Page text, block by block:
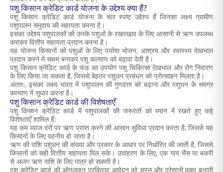
पशु किसान क्रेडिट कार्ड योजना के उद्देश्य क्या हैं?
पशु किसान क्रेडिट कार्ड योजना के चार स्पष्ट उद्देश्य हैं जिनका लक्ष्य ग्रामीण
पशुपालन समुदाय की सहायता करना है।
इसका उद्देश्य पशुपालकों को उनके पशुओं के रखरखाव के लिए आसानी से ऋण उपलब्ध
कराकर वित्तीय सहायता प्रदान करना है।
यह योजना किसानों को पशुओं के लिए पर्याप्त भोजन, आश्रय और स्वास्थ्य देखभाल
प्रदान करने में सक्षम बनाकर पशु कल्याण को बढ़ावा देती है।
पशु किसान क्रेडिट कार्ड के फंड का उपयोग पशु चिकित्सा देखभाल और रोग निवारण
के लिए किया जा सकता है, जिससे बेहतर पशुधन प्रबंधन को प्रोत्साहन मिलता है।
अंततः, इसका लक्ष्य भारत में पशुपालन की गुणवत्ता को बढ़ाना और पशुधन के समग्र
कल्याण में सुधार करना है।
पशु किसान क्रेडिट कार्ड की विशेषताएँ
पशु किसान क्रेडिट कार्ड में पशुपालकों की जरूरतों को ध्यान में रखते हुए कई
विशेषताएँ शामिल हैं:
यह कम ब्याज दरों पर ऋण प्राप्त करने की आसान सुविधा प्रदान करता है, जिससे यह
किसानों के लिए वहनीय हो जाता है।
ऋण की राशि पशुधन की संख्या और प्रकार के आधार पर निर्धारित की जाती है, जिससे
किसानों को सही वित्तीय सहायता मिल सके। उदाहरण के लिए, एक गाय भैंस या बकरी
से अलग ऋण राशि के लिए पात्र हो सकती है।
पशु क्रेडिट कार्ड की ऑनलाइन प्रक्रिया आवेदन को सरल और परेशानी मुक्त बनाती